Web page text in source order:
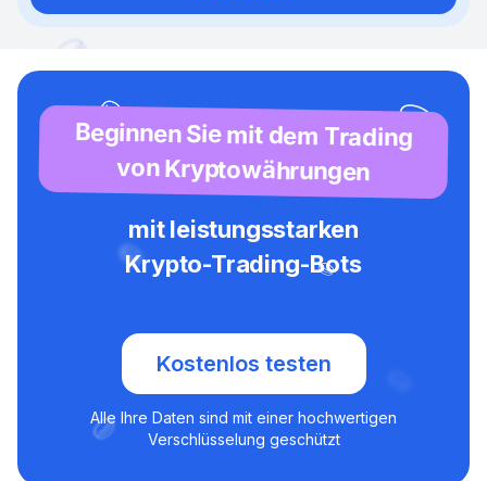
Beginnen Sie mit dem Trading
von Kryptowährungen
mit leistungsstarken
Krypto-Trading-Bots
Kostenlos testen
Alle Ihre Daten sind mit einer hochwertigen
Verschlüsselung geschützt